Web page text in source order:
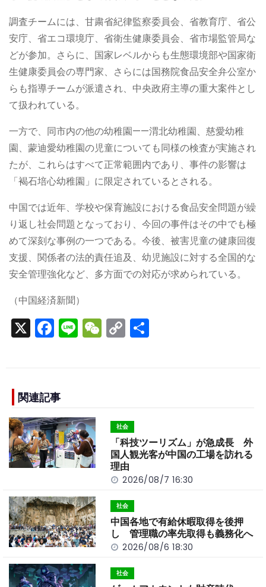
調査チームには、甘粛省紀律監察委員会、省教育庁、省公
安庁、省エコ環境庁、省衛生健康委員会、省市場監管局な
どが参加。さらに、国家レベルからも生態環境部や国家衛
生健康委員会の専門家、さらには国務院食品安全弁公室か
らも指導チームが派遣され、中央政府主導の重大案件とし
て扱われている。
一方で、同市内の他の幼稚園——渭北幼稚園、慈愛幼稚
園、蒙迪愛幼稚園の児童についても同様の検査が実施され
たが、これらはすべて正常範囲内であり、事件の影響は
「褐石培心幼稚園」に限定されているとされる。
中国では近年、学校や保育施設における食品安全問題が繰
り返し社会問題となっており、今回の事件はその中でも極
めて深刻な事例の一つである。今後、被害児童の健康回復
支援、関係者の法的責任追及、幼児施設に対する全国的な
安全管理強化など、多方面での対応が求められている。
（中国経済新聞）
X F
a
e
b
o
o
k
Li
n
W
e
C
o
n
k
関連記事
社会
「科技ツーリズム」が急成長 外
国人観光客が中国の工場を訪れる
理由
2026/08/7 16:30
社会
中国各地で有給休暇取得を後押
し 管理職の率先取得も義務化へ
2026/08/6 18:30
社会